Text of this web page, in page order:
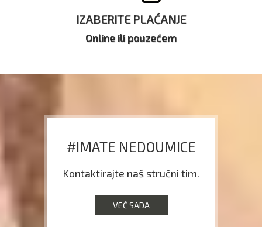
IZABERITE PLAĆANJE
Online ili pouzećem
#IMATE NEDOUMICE
Kontaktirajte naš stručni tim.
VEĆ SADA